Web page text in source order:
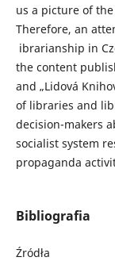
us a picture of
Therefore, an
ibrarianship in
the content
and „Lidová
of libraries and
decision-makers
socialist system
propaganda
Bibliografia
Źródła